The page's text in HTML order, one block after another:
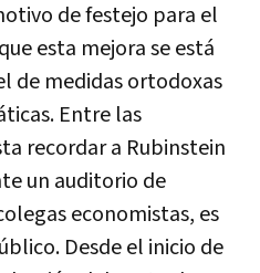
de festejo para el
esta mejora se está
de medidas ortodoxas
Entre las
recordar a Rubinstein
un auditorio de
economistas, es
Desde el inicio de